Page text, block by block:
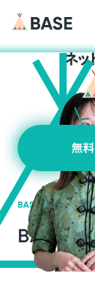
ネッ
無
BASEの強み
BASEが